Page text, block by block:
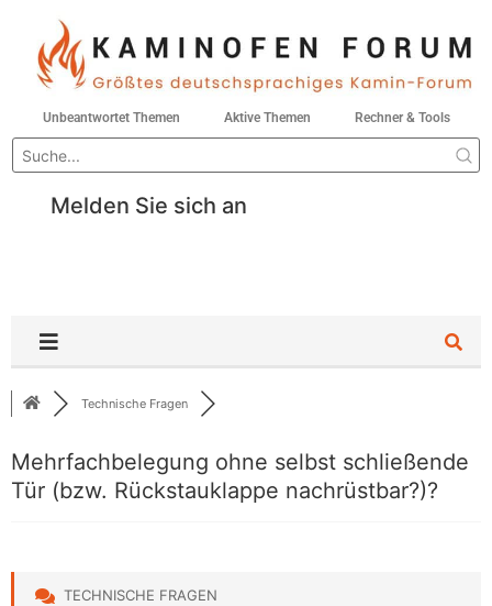
Unbeantwortet Themen Aktive Themen Rechner & Tools
Melden Sie sich an
Technische Fragen
Mehrfachbelegung ohne selbst schließende
Tür (bzw. Rückstauklappe nachrüstbar?)?
TECHNISCHE FRAGEN